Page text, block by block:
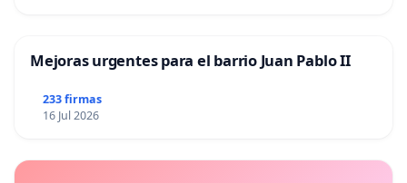
Mejoras urgentes para el barrio Juan Pablo II
233 firmas
16 Jul 2026